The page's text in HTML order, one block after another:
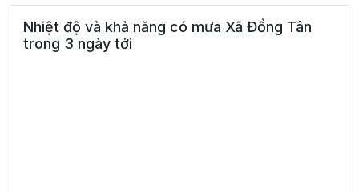
Nhiệt độ và khả năng có mưa Xã Đồng Tân
trong 3 ngày tới